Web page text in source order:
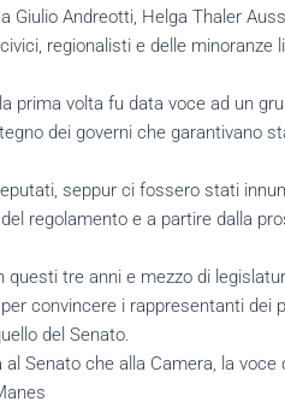
Andreotti, Helga Thaler
regionalisti e delle
prima volta fu data voce ad un
dei governi che garantivano
seppur ci fossero stati
regolamento e a partire dalla
tre anni e mezzo di
convincere i rappresentanti
del Senato.
Senato che alla Camera, la voce